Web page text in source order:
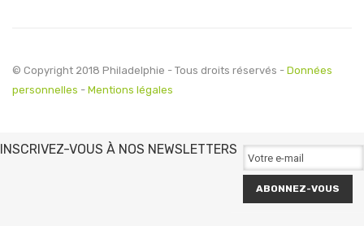
© Copyright 2018 Philadelphie - Tous droits réservés - Données
personnelles - Mentions légales
INSCRIVEZ-VOUS À NOS NEWSLETTERS
ABONNEZ-VOUS